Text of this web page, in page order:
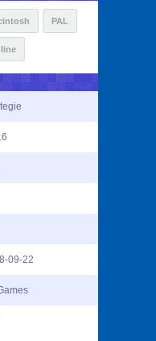
PAL
09-22